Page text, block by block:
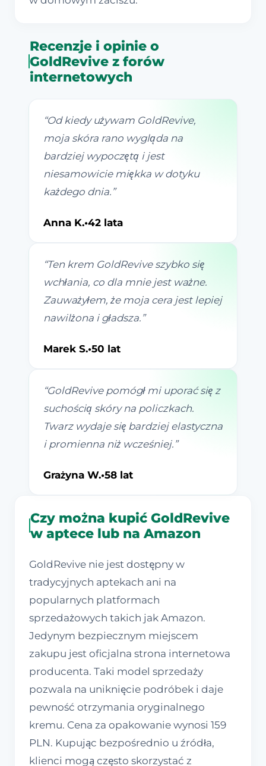
Recenzje i opinie o
GoldRevive z forów
internetowych
“Od kiedy używam GoldRevive,
moja skóra rano wygląda na
bardziej wypoczętą i jest
niesamowicie miękka w dotyku
każdego dnia. ”
Anna K.•42 lata
“Ten krem GoldRevive szybko się
wchłania, co dla mnie jest ważne.
Zauważyłem, że moja cera jest lepiej
nawilżona i gładsza. ”
Marek S.•50 lat
“GoldRevive pomógł mi uporać się z
suchością skóry na policzkach.
Twarz wydaje się bardziej elastyczna
i promienna niż wcześniej. ”
Grażyna W.•58 lat
Czy można kupić GoldRevive
w aptece lub na Amazon
GoldRevive nie jest dostępny w
tradycyjnych aptekach ani na
popularnych platformach
sprzedażowych takich jak Amazon.
Jedynym bezpiecznym miejscem
zakupu jest oficjalna strona internetowa
producenta. Taki model sprzedaży
pozwala na uniknięcie podróbek i daje
pewność otrzymania oryginalnego
kremu. Cena za opakowanie wynosi 159
PLN. Kupując bezpośrednio u źródła,
klienci mogą często skorzystać z